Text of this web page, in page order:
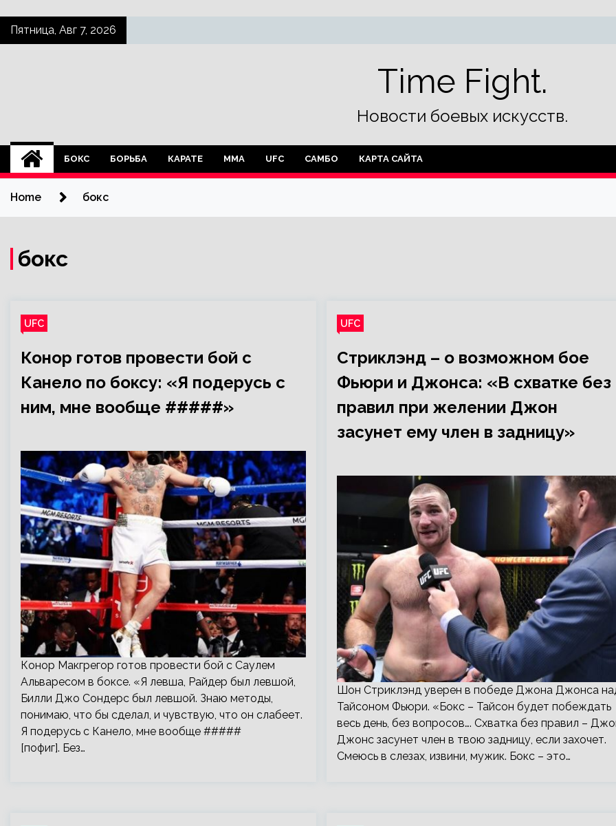
SkipПятница, Авг 7, 2026
Time Fight.
Новости боевых искусств.
БОКС БОРЬБА КАРАТЕ ММА UFC САМБО КАРТА САЙТА
Home бокс
бокс
UFC
Конор готов провести бой с
Канело по боксу: «Я подерусь с
ним, мне вообще #####»
Конор Макгрегор готов провести бой с Саулем
Альваресом в боксе. «Я левша, Райдер был левшой,
Билли Джо Сондерс был левшой. Знаю методы,
понимаю, что бы сделал, и чувствую, что он слабеет.
Я подерусь с Канело, мне вообще #####
[пофиг]. Без…
UFC
Стриклэнд – о возможном бое
Фьюри и Джонса: «В схватке без
правил при желении Джон
засунет ему член в задницу»
Шон Стриклэнд уверен в победе Джона Джонса
Тайсоном Фьюри. «Бокс – Тайсон будет побеждать
весь день, без вопросов…. Схватка без правил –
Джонс засунет член в твою задницу, если захочет.
Смеюсь в слезах, извини, мужик. Бокс – это…